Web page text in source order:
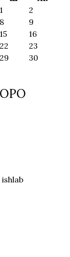
1
2
8
9
15
16
22
23
29
30